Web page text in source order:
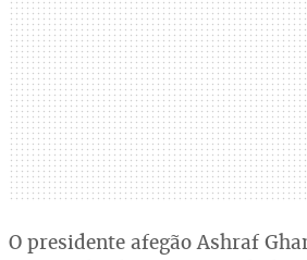
O presidente afegão Ashraf